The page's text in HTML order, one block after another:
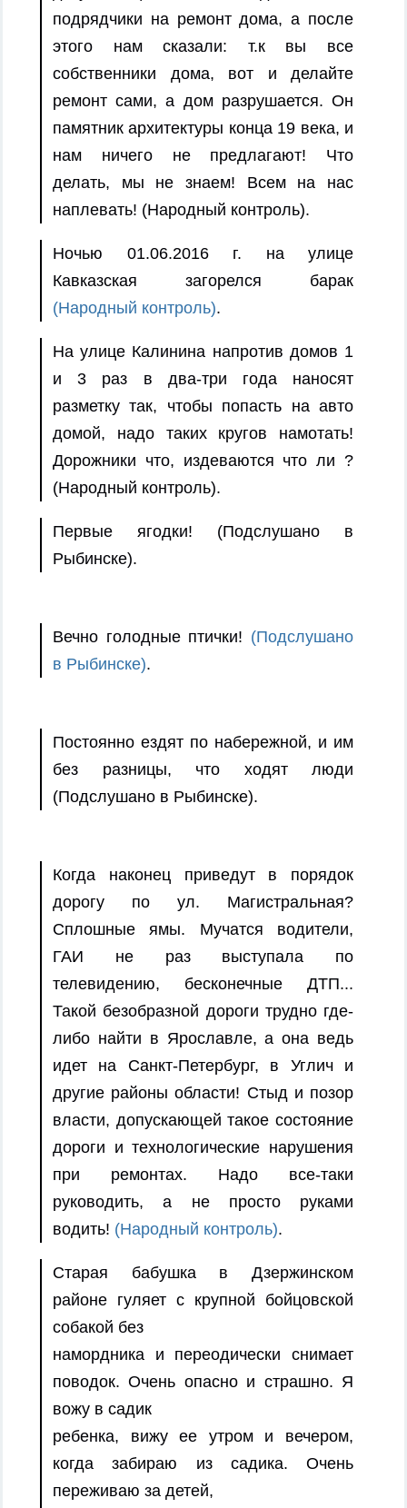
подрядчики на ремонт дома, а после
этого нам сказали: т.к вы все
собственники дома, вот и делайте
ремонт сами, а дом разрушается. Он
памятник архитектуры конца 19 века, и
нам ничего не предлагают! Что
делать, мы не знаем! Всем на нас
наплевать! (Народный контроль).
Ночью 01.06.2016 г. на улице
Кавказская загорелся барак
(Народный контроль).
На улице Калинина напротив домов 1
и 3 раз в два-три года наносят
разметку так, чтобы попасть на авто
домой, надо таких кругов намотать!
Дорожники что, издеваются что ли ?
(Народный контроль).
Первые ягодки! (Подслушано в
Рыбинске).
Вечно голодные птички! (Подслушано
в Рыбинске).
Постоянно ездят по набережной, и им
без разницы, что ходят люди
(Подслушано в Рыбинске).
Когда наконец приведут в порядок
дорогу по ул. Магистральная?
Сплошные ямы. Мучатся водители,
ГАИ не раз выступала по
телевидению, бесконечные ДТП...
Такой безобразной дороги трудно где-
либо найти в Ярославле, а она ведь
идет на Санкт-Петербург, в Углич и
другие районы области! Стыд и позор
власти, допускающей такое состояние
дороги и технологические нарушения
при ремонтах. Надо все-таки
руководить, а не просто руками
водить! (Народный контроль).
Cтарая бабушка в Дзержинском
районе гуляет с крупной бойцовской
собакой без
намордника и переодически снимает
поводок. Очень опасно и страшно. Я
вожу в садик
ребенка, вижу ее утром и вечером,
когда забираю из садика. Очень
переживаю за детей,